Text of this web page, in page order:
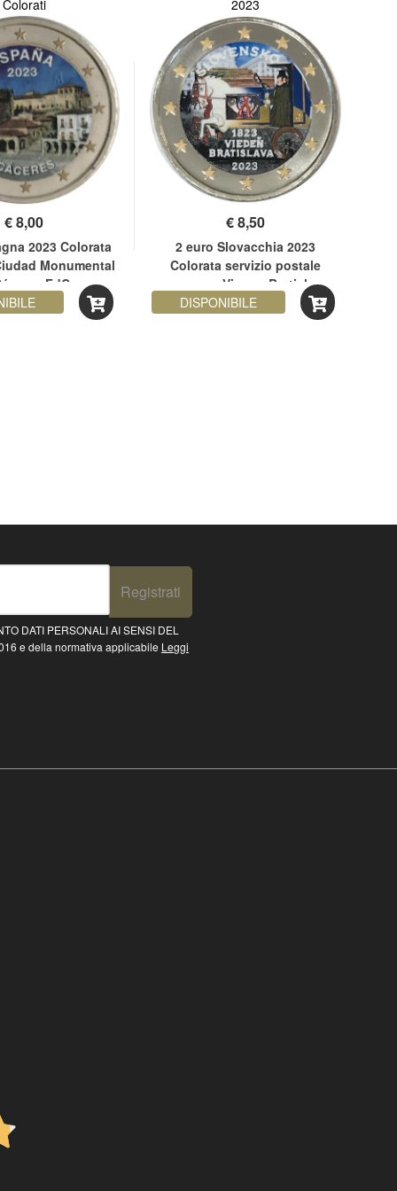
Colorati
€8,00
2023 Colorata
Monumental
FdC
2023
€8,50
2 euro Slovacchia 2023
Colorata servizio postale
espresso Vienna-Bratislava
DISPONIBILE
Registrati
DATI PERSONALI AI SENSI DEL
e della normativa applicabile Leggi